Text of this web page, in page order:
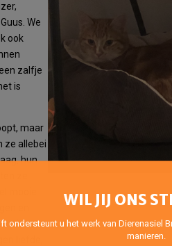
We
ook
zalfje
is
maar
ze allebei
hun
ze
mooie
en
op hun
liefde,
WIL JIJ ONS
ondersteunt u het werk van Dierenasiel
manieren.